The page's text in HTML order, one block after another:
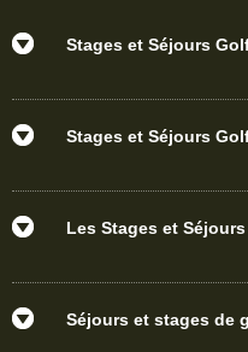
Stages et Séjours
Stages et Séjours
Les Stages et
Séjours et stages de